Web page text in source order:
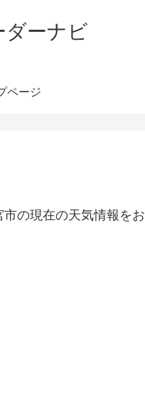
ダーナビ
ページ
の現在の天気情報をお